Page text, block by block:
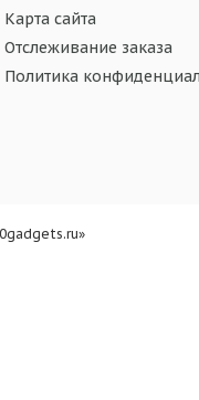
Карта сайта
Отслеживание заказа
Политика